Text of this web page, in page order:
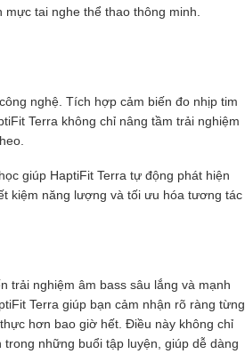
tai nghe thể thao thông minh.
nghệ. Tích hợp cảm biến đo nhịp tim
Terra không chỉ nâng tầm trải nghiệm
giúp HaptiFit Terra tự động phát hiện
kiệm năng lượng và tối ưu hóa tương tác
trải nghiệm âm bass sâu lắng và mạnh
Terra giúp bạn cảm nhận rõ ràng từng
hơn bao giờ hết. Điều này không chỉ
những buổi tập luyện, giúp dễ dàng